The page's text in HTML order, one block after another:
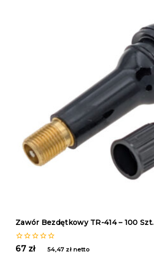
Zawór Bezdętkowy TR-414 – 100 Szt.
0
67 zł 54,47 złnetto